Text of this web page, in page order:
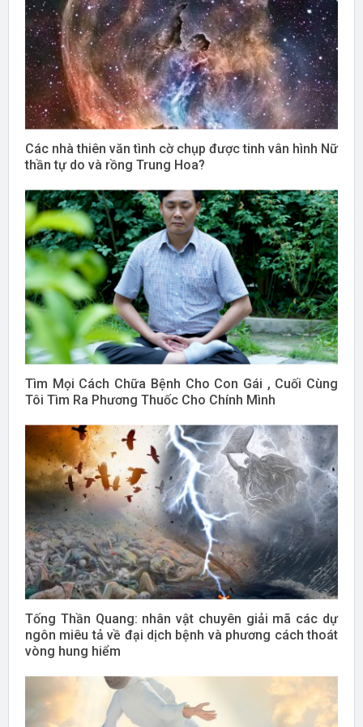
Các nhà thiên văn tình cờ chụp được tinh vân hình Nữ
thần tự do và rồng Trung Hoa?
Tìm Mọi Cách Chữa Bệnh Cho Con Gái , Cuối Cùng
Tôi Tìm Ra Phương Thuốc Cho Chính Mình
Tống Thần Quang: nhân vật chuyên giải mã các dự
ngôn miêu tả về đại dịch bệnh và phương cách thoát
vòng hung hiểm